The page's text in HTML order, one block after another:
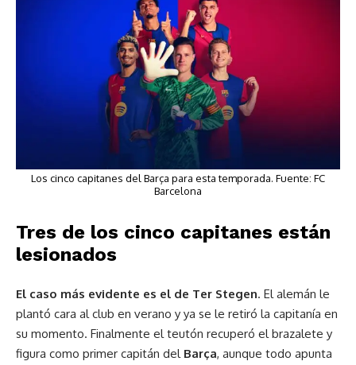
Los cinco capitanes del Barça para esta temporada. Fuente: FC
Barcelona
Tres de los cinco capitanes están
lesionados
El caso más evidente es el de Ter Stegen. El alemán le
plantó cara al club en verano y ya se le retiró la capitanía en
su momento. Finalmente el teutón recuperó el brazalete y
figura como primer capitán del Barça, aunque todo apunta